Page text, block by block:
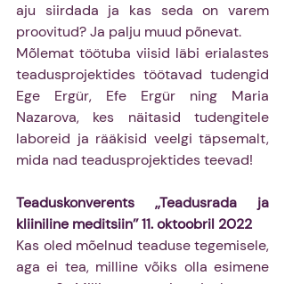
aju siirdada ja kas seda on varem
proovitud? Ja palju muud põnevat.
Mõlemat töötuba viisid läbi erialastes
teadusprojektides töötavad tudengid
Ege Ergür, Efe Ergür ning Maria
Nazarova, kes näitasid tudengitele
laboreid ja rääkisid veelgi täpsemalt,
mida nad teadusprojektides teevad!
Teaduskonverents ,,Teadusrada ja
kliiniline meditsiin’’ 11. oktoobril 2022
Kas oled mõelnud teaduse tegemisele,
aga ei tea, milline võiks olla esimene